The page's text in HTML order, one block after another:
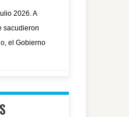
2026. A
sacudieron
el Gobierno